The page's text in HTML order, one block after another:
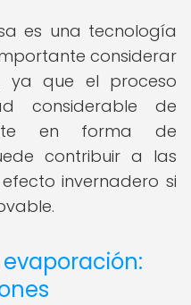
es una tecnología
considerar
ya que el proceso
considerable de
en forma de
contribuir a las
invernadero si